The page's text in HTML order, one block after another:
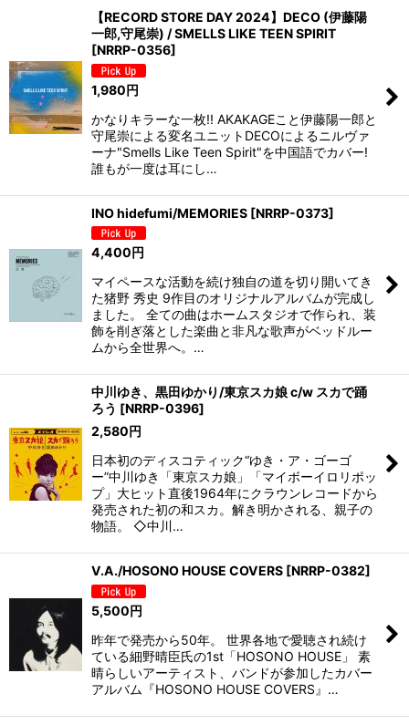
【RECORD STORE DAY 2024】DECO (伊藤陽
一郎,守尾崇) / SMELLS LIKE TEEN SPIRIT
[NRRP-0356]
1,980円
かなりキラーな一枚!! AKAKAGEこと伊藤陽一郎と
守尾崇による変名ユニットDECOによるニルヴァ
ーナ"Smells Like Teen Spirit"を中国語でカバー!
誰もが一度は耳にし…
INO hidefumi/MEMORIES [NRRP-0373]
4,400円
マイペースな活動を続け独自の道を切り開いてき
た猪野 秀史 9作目のオリジナルアルバムが完成し
ました。 全ての曲はホームスタジオで作られ、装
飾を削ぎ落とした楽曲と非凡な歌声がベッドルー
ムから全世界へ。…
中川ゆき、黒田ゆかり/東京スカ娘 c/w スカで踊
ろう [NRRP-0396]
2,580円
日本初のディスコティック“ゆき・ア・ゴーゴ
ー”中川ゆき「東京スカ娘」「マイボーイロリポッ
プ」大ヒット直後1964年にクラウンレコードから
発売された初の和スカ。解き明かされる、親子の
物語。 ◇中川…
V.A./HOSONO HOUSE COVERS [NRRP-0382]
5,500円
昨年で発売から50年。 世界各地で愛聴され続け
ている細野晴臣氏の1st「HOSONO HOUSE」 素
晴らしいアーティスト、バンドが参加したカバー
アルバム『HOSONO HOUSE COVERS』…